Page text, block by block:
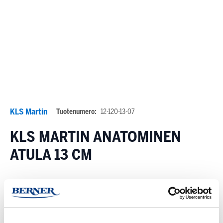
KLS Martin Tuotenumero: 12-120-13-07
KLS MARTIN ANATOMINEN
ATULA 13 CM
Tilapäisesti loppu,